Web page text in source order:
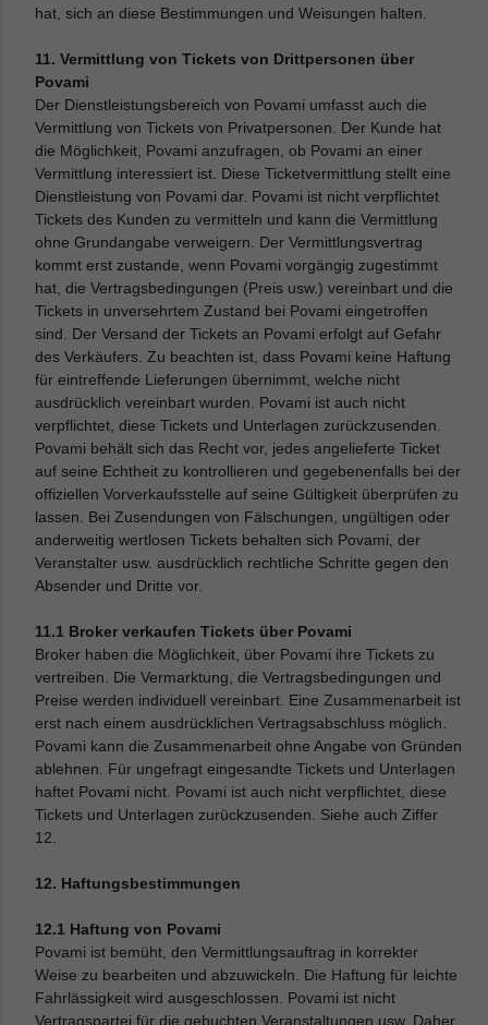
hat, sich an diese Bestimmungen und Weisungen halten.
11. Vermittlung von Tickets von Drittpersonen über
Povami
Der Dienstleistungsbereich von Povami umfasst auch die
Vermittlung von Tickets von Privatpersonen. Der Kunde hat
die Möglichkeit, Povami anzufragen, ob Povami an einer
Vermittlung interessiert ist. Diese Ticketvermittlung stellt eine
Dienstleistung von Povami dar. Povami ist nicht verpflichtet
Tickets des Kunden zu vermitteln und kann die Vermittlung
ohne Grundangabe verweigern. Der Vermittlungsvertrag
kommt erst zustande, wenn Povami vorgängig zugestimmt
hat, die Vertragsbedingungen (Preis usw.) vereinbart und die
Tickets in unversehrtem Zustand bei Povami eingetroffen
sind. Der Versand der Tickets an Povami erfolgt auf Gefahr
des Verkäufers. Zu beachten ist, dass Povami keine Haftung
für eintreffende Lieferungen übernimmt, welche nicht
ausdrücklich vereinbart wurden. Povami ist auch nicht
verpflichtet, diese Tickets und Unterlagen zurückzusenden.
Povami behält sich das Recht vor, jedes angelieferte Ticket
auf seine Echtheit zu kontrollieren und gegebenenfalls bei der
offiziellen Vorverkaufsstelle auf seine Gültigkeit überprüfen zu
lassen. Bei Zusendungen von Fälschungen, ungültigen oder
anderweitig wertlosen Tickets behalten sich Povami, der
Veranstalter usw. ausdrücklich rechtliche Schritte gegen den
Absender und Dritte vor.
11.1 Broker verkaufen Tickets über Povami
Broker haben die Möglichkeit, über Povami ihre Tickets zu
vertreiben. Die Vermarktung, die Vertragsbedingungen und
Preise werden individuell vereinbart. Eine Zusammenarbeit ist
erst nach einem ausdrücklichen Vertragsabschluss möglich.
Povami kann die Zusammenarbeit ohne Angabe von Gründen
ablehnen. Für ungefragt eingesandte Tickets und Unterlagen
haftet Povami nicht. Povami ist auch nicht verpflichtet, diese
Tickets und Unterlagen zurückzusenden. Siehe auch Ziffer
12.
12. Haftungsbestimmungen
12.1 Haftung von Povami
Povami ist bemüht, den Vermittlungsauftrag in korrekter
Weise zu bearbeiten und abzuwickeln. Die Haftung für leichte
Fahrlässigkeit wird ausgeschlossen. Povami ist nicht
Vertragspartei für die gebuchten Veranstaltungen usw. Daher